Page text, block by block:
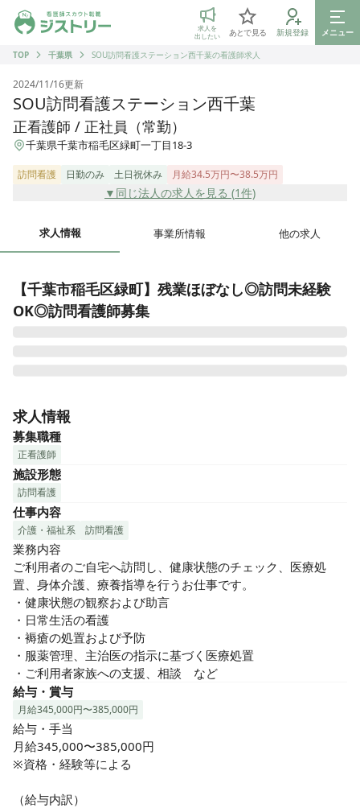
ジストリー 看護師の転職マッチング
求人を
出したい
あとで見る 新規登録
メニュー
TOP
千葉県 SOU訪問看護ステーション西千葉の看護師求人
2024/11/16更新
SOU訪問看護ステーション西千葉
正看護師 / 正社員（常勤）
千葉県千葉市稲毛区緑町一丁目18-3
訪問看護 日勤のみ 土日祝休み 月給34.5万円〜38.5万円
▼同じ法人の求人を見る (1件)
求人情報 事業所情報 他の求人
【千葉市稲毛区緑町】残業ほぼなし◎訪問未経験
OK◎訪問看護師募集
する訪問看護ステーションです。
★ココがやりがいです★
ご利用者様やそのご家族との信頼関係を築き、その方の生活
の場で寄り添う看護を提供します。訪問看護は病棟や介護施
設とは異なり、じっくりと支援していくのも魅力の１つで
す。
★訪問看護が初めての方も安心★
当社で訪問看護キャリアをスタートした方がたくさんいま
す。研修制度もバッチリ。座学とＯＪＴで訪問看護の環境に
慣れていきましょう。
安心して訪問看護の世界に飛び込んできてください！
もちろん、経験者も歓迎です。
在宅でたくさんのご利用者様があなたを待っています！さ
ぁ、やりましょう！
求人情報
募集職種
正看護師
施設形態
訪問看護
仕事内容
介護・福祉系 訪問看護
業務内容
ご利用者のご自宅へ訪問し、健康状態のチェック、医療処
置、身体介護、療養指導を行うお仕事です。
・健康状態の観察および助言
・日常生活の看護
・褥瘡の処置および予防
・服薬管理、主治医の指示に基づく医療処置
・ご利用者家族への支援、相談　など
給与・賞与
月給345,000円〜385,000円
給与・手当
月給345,000〜385,000円
※資格・経験等による
（給与内訳）